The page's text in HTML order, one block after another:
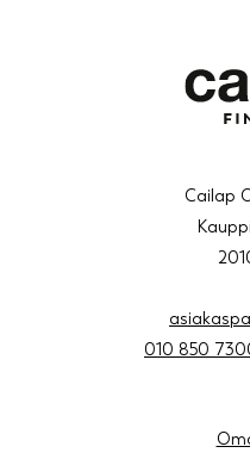
Cailap
010 850